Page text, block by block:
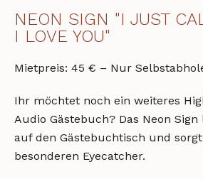
NEON SIGN "I JUST
I LOVE YOU"
Mietpreis: 45 € – Nur
Ihr möchtet noch ein weiteres
Audio Gästebuch? Das Neon
auf den Gästebuchtisch und
besonderen Eyecatcher.